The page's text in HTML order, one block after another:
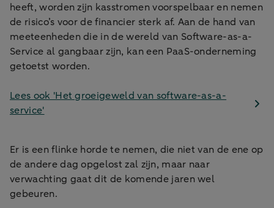
heeft, worden zijn kasstromen voorspelbaar en nemen
de risico’s voor de financier sterk af. Aan de hand van
meeteenheden die in de wereld van Software-as-a-
Service al gangbaar zijn, kan een PaaS-onderneming
getoetst worden.
Lees ook 'Het groeigeweld van software-as-a-
service'
Er is een flinke horde te nemen, die niet van de ene op
de andere dag opgelost zal zijn, maar naar
verwachting gaat dit de komende jaren wel
gebeuren.